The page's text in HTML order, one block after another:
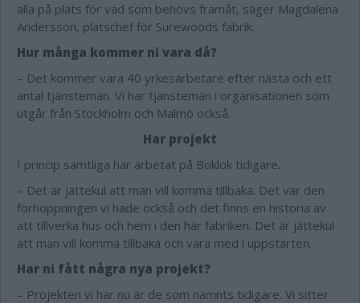
alla på plats för vad som behövs framåt, säger Magdalena
Andersson, platschef för Surewoods fabrik.
Hur många kommer ni vara då?
– Det kommer vara 40 yrkesarbetare efter nästa och ett
antal tjänstemän. Vi har tjänstemän i organisationen som
utgår från Stockholm och Malmö också.
Har projekt
I princip samtliga har arbetat på Boklok tidigare.
– Det är jättekul att man vill komma tillbaka. Det var den
förhoppningen vi hade också och det finns en historia av
att tillverka hus och hem i den här fabriken. Det är jättekul
att man vill komma tillbaka och vara med i uppstarten.
Har ni fått några nya projekt?
– Projekten vi har nu är de som nämnts tidigare. Vi sitter